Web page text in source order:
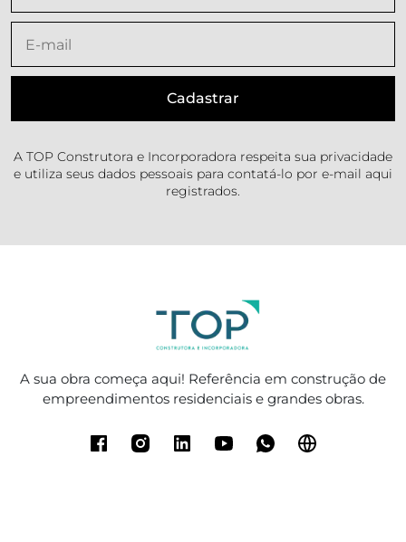
A TOP Construtora e Incorporadora respeita sua privacidade
e utiliza seus dados pessoais para contatá-lo por e-mail aqui
registrados.
A sua obra começa aqui! Referência em construção de
empreendimentos residenciais e grandes obras.